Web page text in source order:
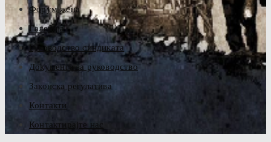
Форум жена
Галерија
Руководство синдиката
Документа за руководство
Законска регулатива
Контакти
Контактирајте нас